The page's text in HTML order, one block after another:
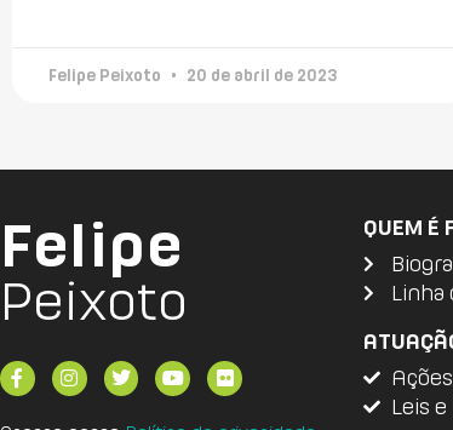
Felipe Peixoto 20 de abril de 2023
Felipe
Peixoto
QUEM É
Linha
Leis